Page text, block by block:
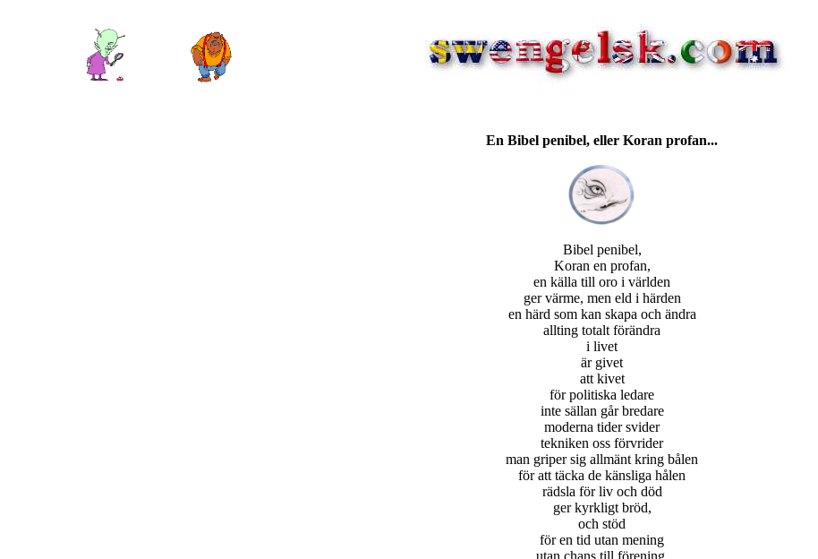
En Bibel penibel, eller Koran profan...
Bibel penibel,
Koran en profan,
en källa till oro i världen
ger värme, men eld i härden
en härd som kan skapa och ändra
allting totalt förändra
i livet
är givet
att kivet
för politiska ledare
inte sällan går bredare
moderna tider svider
tekniken oss förvrider
man griper sig allmänt kring bålen
för att täcka de känsliga hålen
rädsla för liv och död
ger kyrkligt bröd,
och stöd
för en tid utan mening
utan chans till förening,